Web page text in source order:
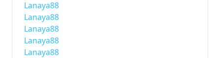
Lanaya88
Lanaya88
Lanaya88
Lanaya88
Lanaya88